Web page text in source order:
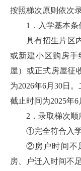
按照梯次原则依次
1．入学基本条
具有招生片区
或新建小区购房
屋）或正式房屋征
为2026年6月30日
截止时间为2025年6
2．录取梯次顺
①完全符合入
②房户时间不
房、户迁入时间不足